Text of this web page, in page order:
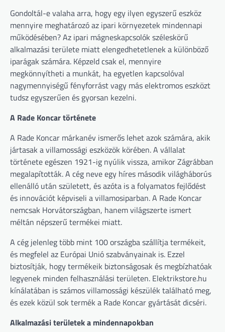
Gondoltál-e valaha arra, hogy egy ilyen egyszerű eszköz
mennyire meghatározó az ipari környezetek mindennapi
működésében? Az ipari mágneskapcsolók széleskörű
alkalmazási területe miatt elengedhetetlenek a különböző
iparágak számára. Képzeld csak el, mennyire
megkönnyítheti a munkát, ha egyetlen kapcsolóval
nagymennyiségű fényforrást vagy más elektromos eszközt
tudsz egyszerűen és gyorsan kezelni.
A Rade Koncar története
A Rade Koncar márkanév ismerős lehet azok számára, akik
jártasak a villamossági eszközök körében. A vállalat
története egészen 1921-ig nyúlik vissza, amikor Zágrábban
megalapították. A cég neve egy híres második világháborús
ellenálló után született, és azóta is a folyamatos fejlődést
és innovációt képviseli a villamosiparban. A Rade Koncar
nemcsak Horvátországban, hanem világszerte ismert
méltán népszerű termékei miatt.
A cég jelenleg több mint 100 országba szállítja termékeit,
és megfelel az Európai Unió szabványainak is. Ezzel
biztosítják, hogy termékeik biztonságosak és megbízhatóak
legyenek minden felhasználási területen. Elektrikstore.hu
kínálatában is számos villamossági készülék található meg,
és ezek közül sok termék a Rade Koncar gyártását dicséri.
Alkalmazási területek a mindennapokban